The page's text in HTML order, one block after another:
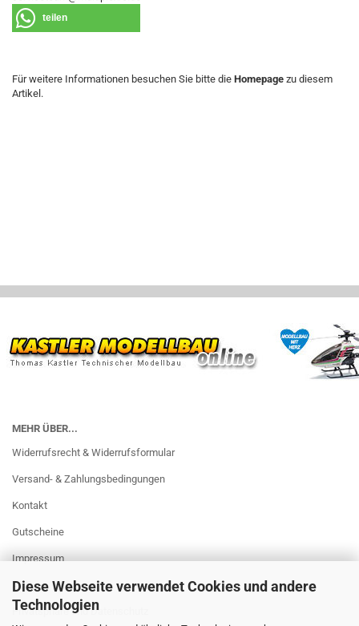
Diese Webseite verwendet Cookies und andere
Technologien
teilen
Für weitere Informationen besuchen Sie bitte die Homepage zu diesem
Artikel.
MEHR ÜBER...
Widerrufsrecht & Widerrufsformular
Versand- & Zahlungsbedingungen
Kontakt
Gutscheine
Impressum
AGB
Privatsphäre und Datenschutz